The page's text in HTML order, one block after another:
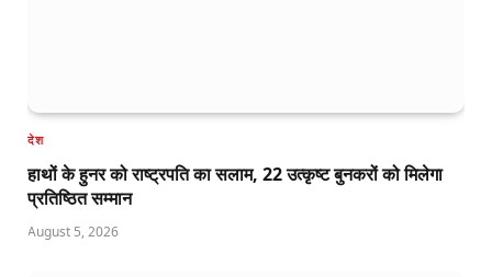
देश
हाथों के हुनर को राष्ट्रपति का सलाम, 22 उत्कृष्ट बुनकरों को मिलेगा
प्रतिष्ठित सम्मान
August 5, 2026